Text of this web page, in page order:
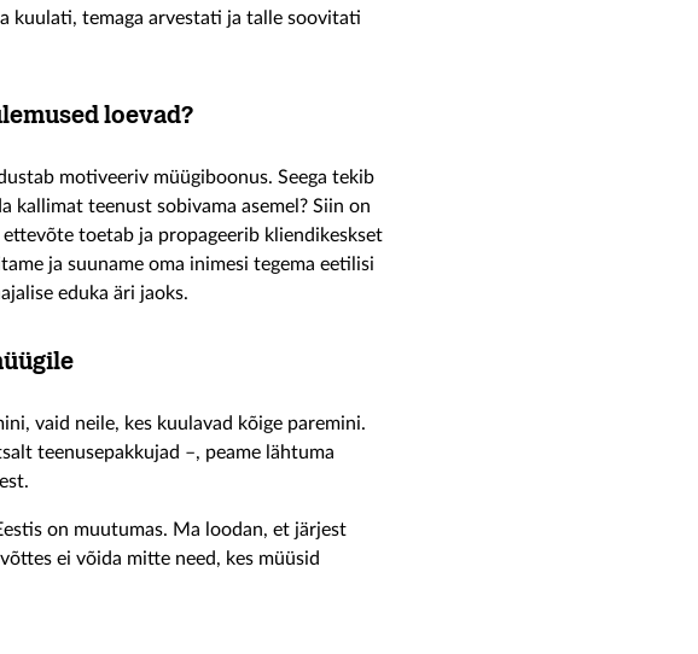
kuulati, temaga arvestati ja talle soovitati
loevad?
motiveeriv müügiboonus. Seega tekib
kallimat teenust sobivama asemel? Siin on
toetab ja propageerib kliendikeskset
ja suuname oma inimesi tegema eetilisi
eduka äri jaoks.
vaid neile, kes kuulavad kõige paremini.
teenusepakkujad –, peame lähtuma
on muutumas. Ma loodan, et järjest
ei võida mitte need, kes müüsid